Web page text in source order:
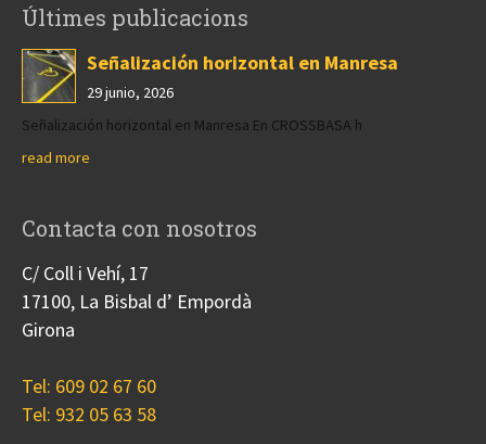
Últimes publicacions
Señalización horizontal en Manresa
29 junio, 2026
Señalización horizontal en Manresa En CROSSBASA h
read more
Contacta con nosotros
C/ Coll i Vehí, 17
17100, La Bisbal d’ Empordà
Girona
Tel: 609 02 67 60
Tel: 932 05 63 58